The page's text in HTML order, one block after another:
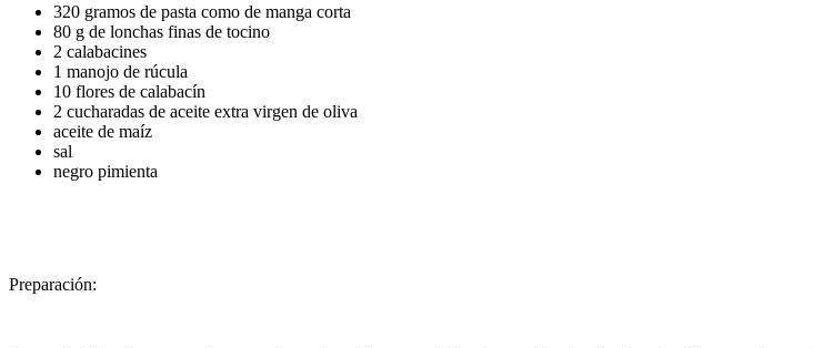
320 gramos de pasta como de manga corta
80 g de lonchas finas de tocino
2 calabacines
1 manojo de rúcula
10 flores de calabacín
2 cucharadas de aceite extra virgen de oliva
aceite de maíz
sal
negro pimienta
Preparación: